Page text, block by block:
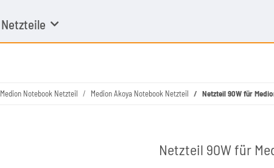
Netzteile
Medion Notebook Netzteil Medion Akoya Notebook Netzteil Netzteil 90W für
Netzteil 90W für